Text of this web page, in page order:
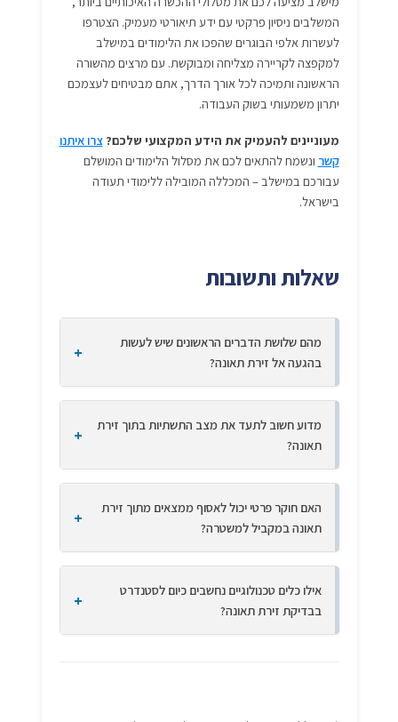
המשלבים ניסיון פרקטי עם ידע תיאורטי מעמיק. הצטרפו
לעשרות אלפי הבוגרים שהפכו את הלימודים במישלב
למקפצה לקריירה מצליחה ומבוקשת. עם מרצים מהשורה
הראשונה ותמיכה לכל אורך הדרך, אתם מבטיחים לעצמכם
יתרון משמעותי בשוק העבודה.
מעוניינים להעמיק את הידע המקצועי שלכם?צרו איתנו
קשר ונשמח להתאים לכם את מסלול הלימודים המושלם
עבורכם במישלב – המכללה המובילה ללימודי תעודה
בישראל.
שאלות ותשובות
מהם שלושת הדברים הראשונים שיש לעשות
בהגעה אל זירת תאונה?
מדוע חשוב לתעד את מצב התשתיות בתוך זירת
תאונה?
האם חוקר פרטי יכול לאסוף ממצאים מתוך זירת
תאונה במקביל למשטרה?
אילו כלים טכנולוגיים נחשבים כיום לסטנדרט
בבדיקת זירת תאונה?